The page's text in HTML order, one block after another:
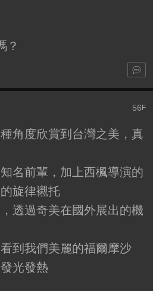
？
56 F
角度欣賞到台灣之美，真
名前輩，加上西楓導演的
旋律襯托
透過奇美在國外展出的機
到我們美麗的福爾摩沙
光發熱